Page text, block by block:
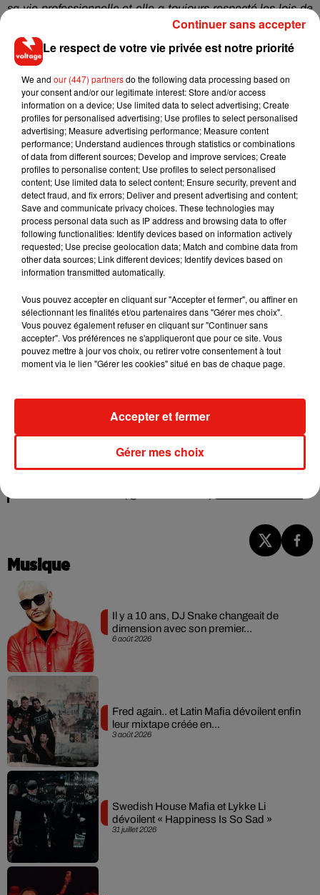
sa vie professionnelle et elle a toujours respecté les lois de
juridictions dont elle dépendait» , a déclaré un de ses
avocats, déjà prêt à prendre sa défense.
Une publication partagée par Shakira (@shakira)
URGENT / Report des concerts de Shakira prévus les 10 et
11 novembre à l'AccorHotels Arena
pic.twitter.com/jVMDavuJ4u
Musique
6 août 2026
Il y a 10 ans, DJ Snake changeait de
dimension avec son premier...
3 août 2026
Fred again.. et Latin Mafia dévoilent enfin
leur mixtape créée en...
31 juillet 2026
Swedish House Mafia et Lykke Li
dévoilent « Happiness Is So Sad »
Le respect de votre vie privée est notre priorité
We and our (447) partnersdo the following data processing based on
your consent and/or our legitimate interest: Store and/or access
information on a device; Use limited data to select advertising; Create
profiles for personalised advertising; Use profiles to select personalised
advertising; Measure advertising performance; Measure content
performance; Understand audiences through statistics or combinations
of data from different sources; Develop and improve services; Create
profiles to personalise content; Use profiles to select personalised
content; Use limited data to select content; Ensure security, prevent and
detect fraud, and fix errors; Deliver and present advertising and content;
Save and communicate privacy choices. These technologies may
process personal data such as IP address and browsing data to offer
following functionalities: Identify devices based on information actively
requested; Use precise geolocation data; Match and combine data from
other data sources; Link different devices; Identify devices based on
information transmitted automatically.
Vous pouvez accepter en cliquant sur "Accepter et fermer", ou affiner en
sélectionnant les finalités et/ou partenaires dans "Gérer mes choix".
Vous pouvez également refuser en cliquant sur "Continuer sans
accepter". Vos préférences ne s'appliqueront que pour ce site. Vous
pouvez mettre à jour vos choix, ou retirer votre consentement à tout
moment via le lien "Gérer les cookies" situé en bas de chaque page.
Gérer mes choix
Accepter et fermer
Continuer sans accepter